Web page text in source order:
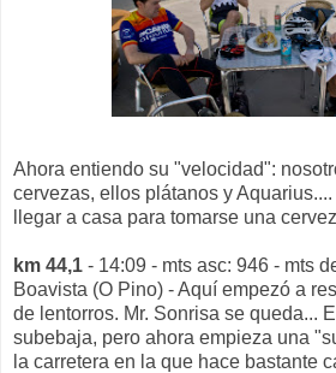
Ahora entiendo su "velocidad":
cervezas, ellos plátanos y Aquarius....
llegar a casa para tomarse una
km 44,1 - 14:09 - mts asc: 946 - mts
Boavista (O Pino) - Aquí empezó a
de lentorros. Mr. Sonrisa se queda...
subebaja, pero ahora empieza una
la carretera en la que hace bastante